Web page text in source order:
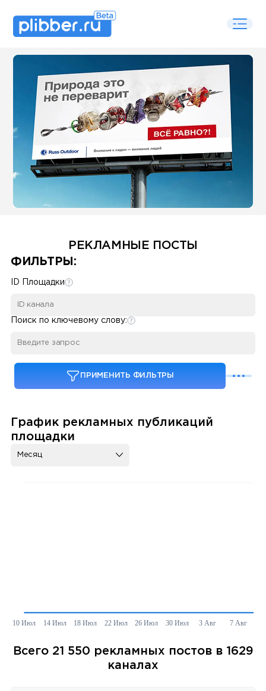
Some SEO Title
РЕКЛАМНЫЕ ПОСТЫ
Some SEO Title
ФИЛЬТРЫ:
ID Площадки
Поиск по ключевому слову:
ПРИМЕНИТЬ ФИЛЬТРЫ
График рекламных публикаций
площадки
Месяц
Всего 21 550 рекламных постов в 1629
каналах